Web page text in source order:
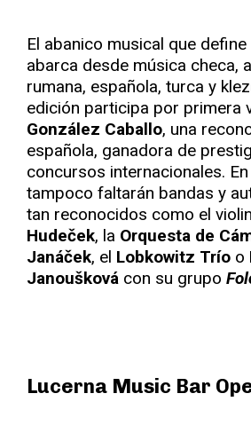
El abanico musical que
abarca desde música checa,
rumana, española, turca y
edición participa por primera
González Caballo, una
española, ganadora de
concursos internacionales.
tampoco faltarán bandas y
tan reconocidos como el
Hudeček, la Orquesta de
Janáček, el Lobkowitz Trío o
Janoušková con su grupo
Lucerna Music Bar